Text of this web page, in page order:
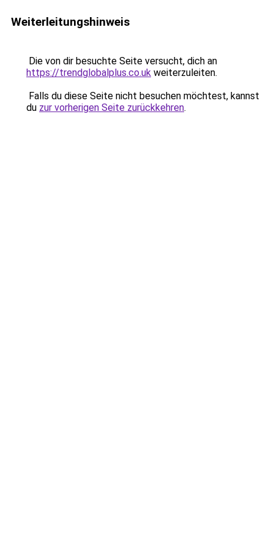
Weiterleitungshinweis
Die von dir besuchte Seite versucht, dich an
https://trendglobalplus.co.uk weiterzuleiten.
Falls du diese Seite nicht besuchen möchtest, kannst
du zur vorherigen Seite zurückkehren.